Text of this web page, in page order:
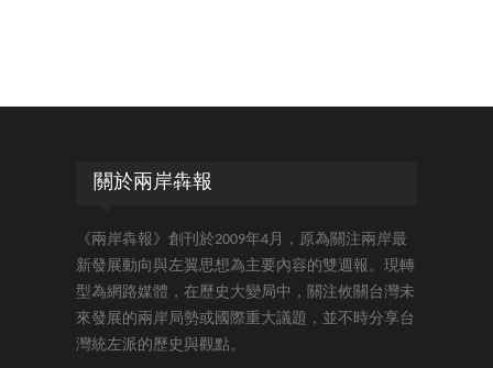
關於兩岸犇報
《兩岸犇報》創刊於2009年4月，原為關注兩岸最
新發展動向與左翼思想為主要內容的雙週報。現轉
型為網路媒體，在歷史大變局中，關注攸關台灣未
來發展的兩岸局勢或國際重大議題，並不時分享台
灣統左派的歷史與觀點。